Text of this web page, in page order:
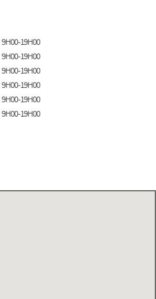
9H00-19H00
9H00-19H00
9H00-19H00
9H00-19H00
9H00-19H00
9H00-19H00